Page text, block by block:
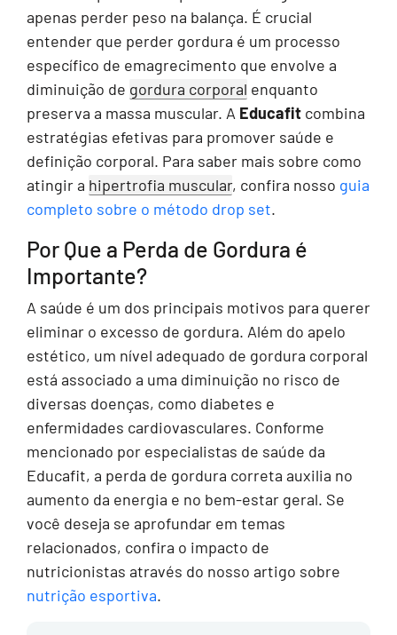
apenas perder peso na balança. É crucial
entender que perder gordura é um processo
específico de emagrecimento que envolve a
diminuição de gordura corporal enquanto
preserva a massa muscular. A Educafit combina
estratégias efetivas para promover saúde e
definição corporal. Para saber mais sobre como
atingir a hipertrofia muscular, confira nosso guia
completo sobre o método drop set.
Por Que a Perda de Gordura é
Importante?
A saúde é um dos principais motivos para querer
eliminar o excesso de gordura. Além do apelo
estético, um nível adequado de gordura corporal
está associado a uma diminuição no risco de
diversas doenças, como diabetes e
enfermidades cardiovasculares. Conforme
mencionado por especialistas de saúde da
Educafit, a perda de gordura correta auxilia no
aumento da energia e no bem-estar geral. Se
você deseja se aprofundar em temas
relacionados, confira o impacto de
nutricionistas através do nosso artigo sobre
nutrição esportiva.